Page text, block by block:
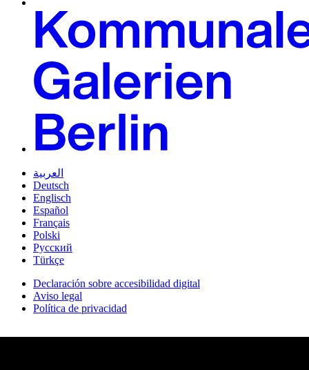
العربية
Deutsch
Englisch
Español
Français
Polski
Русский
Türkçe
Declaración sobre accesibilidad digital
Aviso legal
Política de privacidad